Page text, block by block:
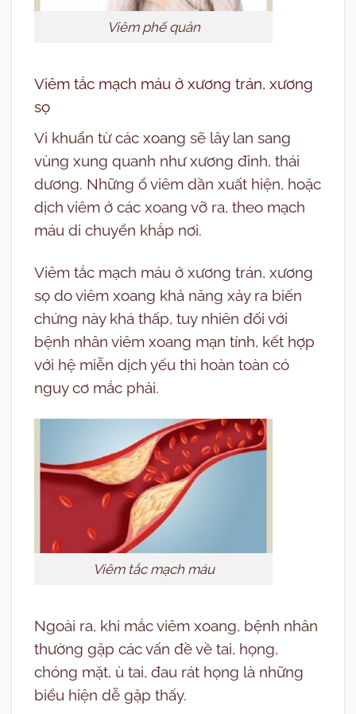
Viêm phế quản
Viêm tắc mạch máu ở xương trán, xương
sọ
Vi khuẩn từ các xoang sẽ lây lan sang
vùng xung quanh như xương đỉnh, thái
dương. Những ổ viêm dần xuất hiện, hoặc
dịch viêm ở các xoang vỡ ra, theo mạch
máu di chuyển khắp nơi.
Viêm tắc mạch máu ở xương trán, xương
sọ do viêm xoang khả năng xảy ra biến
chứng này khá thấp, tuy nhiên đối với
bệnh nhân viêm xoang mạn tính, kết hợp
với hệ miễn dịch yếu thì hoàn toàn có
nguy cơ mắc phải.
Viêm tắc mạch máu
Ngoài ra, khi mắc viêm xoang, bệnh nhân
thường gặp các vấn đề về tai, họng,
chóng mặt, ù tai, đau rát họng là những
biểu hiện dễ gặp thấy.